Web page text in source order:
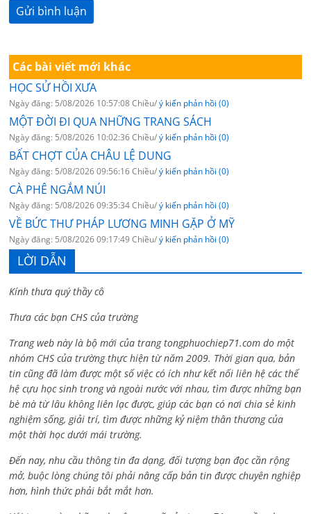
Các bài viết mới khác
HỌC SỬ HỒI XƯA
Ngày đăng: 5/08/2026 10:57:08 Chiều/ý kiến phản hồi (0)
MỘT ĐỜI ĐI QUA NHỮNG TRANG SÁCH
Ngày đăng: 5/08/2026 10:02:36 Chiều/ý kiến phản hồi (0)
BẤT CHỢT CỦA CHÂU LỆ DUNG
Ngày đăng: 5/08/2026 09:56:16 Chiều/ý kiến phản hồi (0)
CÀ PHÊ NGẮM NÚI
Ngày đăng: 5/08/2026 09:35:34 Chiều/ý kiến phản hồi (0)
VỀ BỨC THƯ PHÁP LƯƠNG MINH GẶP Ở MỸ
Ngày đăng: 5/08/2026 09:17:49 Chiều/ý kiến phản hồi (0)
LỜI DẪN
Kính thưa quý thầy cô
Thưa các bạn CHS của trường
Trang web này là bộ mới của trang tongphuochiep71.com do một
nhóm CHS của trường thực hiện từ năm 2009. Thời gian qua, bản
tin cũng đã làm được một số việc có ích như kết nối liên hệ các thế
hệ cựu học sinh trong và ngoài nước với nhau, tìm được những bạn
bè mà từ lâu không liên lạc được, giúp các bạn có nơi chia sẻ kinh
nghiệm sống, giải trí, tìm được những kỷ niệm thân thương của
một thời học dưới mái trường.
Đến nay, nhu cầu thông tin đa dạng, đối tượng bạn đọc cần rộng
mở, buộc lòng chúng tôi phải nâng cấp bản tin được chuyên nghiệp
hơn, hình thức phải bắt mắt hơn.